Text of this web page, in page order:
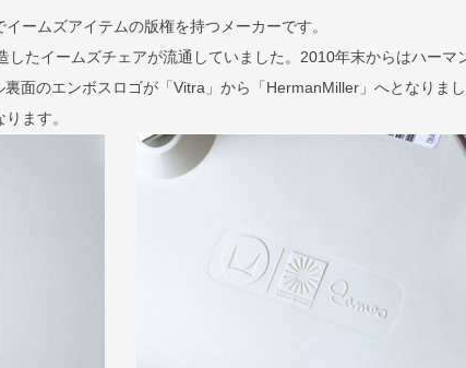
ームズアイテムの版権を持つメーカーです。
したイームズチェアが流通していました。2010年末からはハーマ
面のエンボスロゴが「Vitra」から「HermanMiller」へとなりま
ます。